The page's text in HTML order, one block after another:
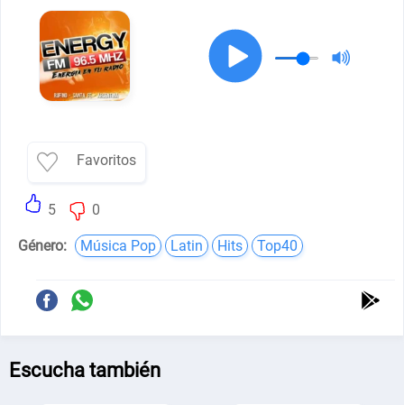
Favoritos
5 0
Género: Música Pop Latin Hits Top40
Escucha también